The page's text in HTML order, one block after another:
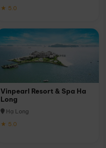
★ 5.0
Vinpearl Resort & Spa Ha
Long
Hạ Long
★ 5.0